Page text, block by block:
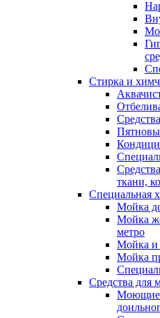
Стирка и
ткани,
Специальная
Мойка
Мойка
метро
Мойка и
Мойка
Средства для
Моющие